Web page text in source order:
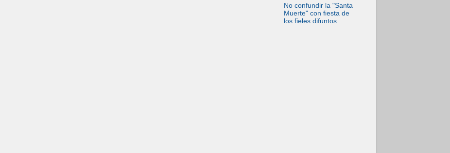
No confundir la "Santa
Muerte" con fiesta de
los fieles difuntos